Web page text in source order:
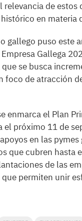
de
en materia
gallego puso este
Gallega
se busca
foco de atracción
enmarca el Plan
el próximo 11 de
en las
que cubren hasta
de las
permiten unir